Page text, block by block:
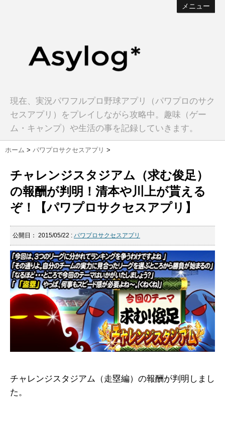
メニュー
現在、実況パワフルプロ野球アプリ（パワプロのサク
セスアプリ）をプレイしながら攻略中。趣味（ゲー
ム・キャンプ）や生活の事を記録していきます。
ホーム > パワプロサクセスアプリ >
チャレンジスタジアム（求む俊足）
の報酬が判明！清本や川上が貰える
ぞ！【パワプロサクセスアプリ】
公開日： 2015/05/22 : パワプロサクセスアプリ
チャレンジスタジアム（走塁編）の報酬が判明しまし
た。